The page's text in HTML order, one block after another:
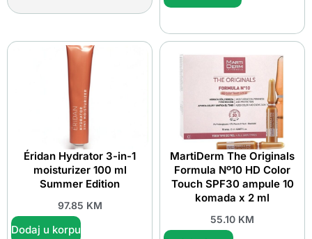
Éridan Hydrator 3-in-1
moisturizer 100 ml
Summer Edition
97.85 KM
Dodaj u korpu
MartiDerm The Originals
Formula Nº10 HD Color
Touch SPF30 ampule 10
komada x 2 ml
55.10 KM